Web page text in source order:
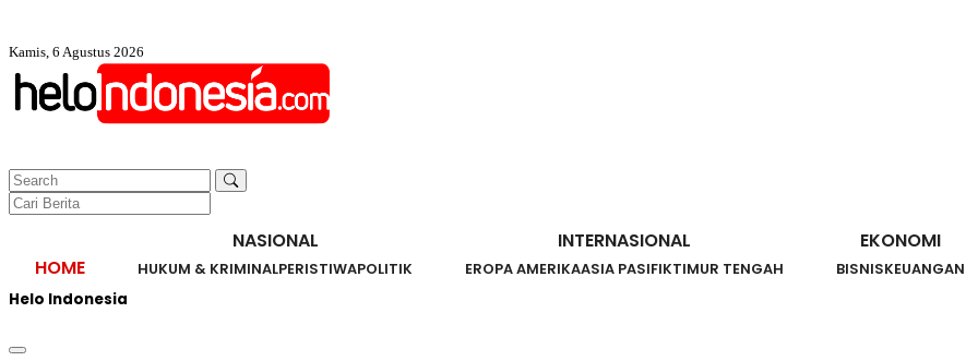
Kamis, 6 Agustus 2026
HOME
NASIONAL
HUKUM & KRIMINALPERISTIWAPOLITIK
INTERNASIONAL
EROPA AMERIKAASIA PASIFIKTIMUR TENGAH
EKONOMI
BISNISKEUANGAN
Helo Indonesia